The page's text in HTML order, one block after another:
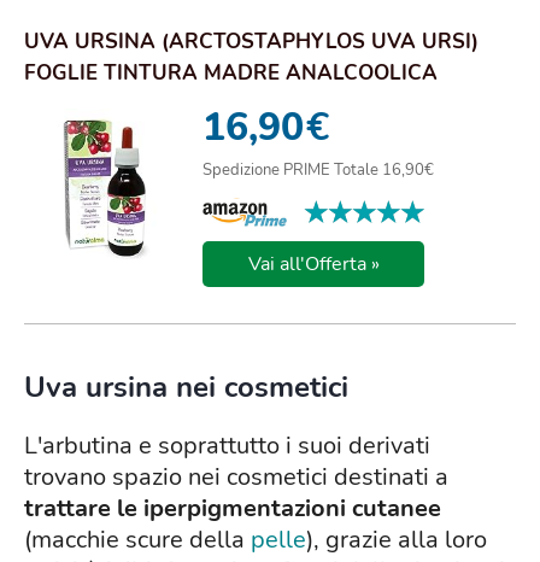
UVA URSINA (ARCTOSTAPHYLOS UVA URSI)
FOGLIE TINTURA MADRE ANALCOOLICA
16,90€
Spedizione PRIME Totale 16,90€
★★★★★
★★★★★
Vai all'Offerta »
Uva ursina nei cosmetici
L'arbutina e soprattutto i suoi derivati
trovano spazio nei cosmetici destinati a
trattare le iperpigmentazioni cutanee
(macchie scure della pelle), grazie alla loro